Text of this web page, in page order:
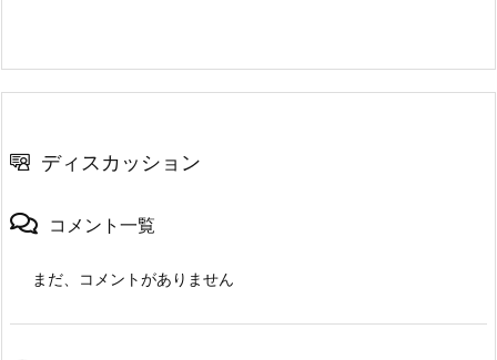
ディスカッション
コメント一覧
まだ、コメントがありません